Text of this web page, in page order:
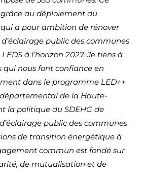
au déploiement du
a pour ambition de rénover
public des communes
à l’horizon 2027. Je tiens à
qui nous font confiance en
dans le programme LED++
de la Haute-
la politique du SDEHG de
public des communes
de transition énergétique à
commun est fondé sur
de mutualisation et de